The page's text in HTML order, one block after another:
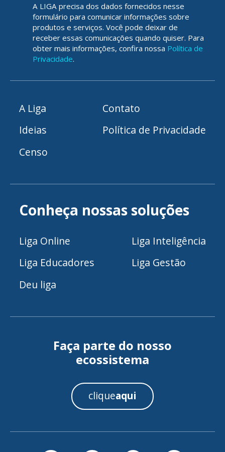
A LIGA precisa dos dados fornecidos nesse
formulário para comunicar informações sobre
produtos e serviços. Você pode deixar de
receber essas comunicações quando quiser. Para
obter mais informações, confira nossa Política de
Privacidade.
A Liga
Ideias
Censo
Contato
Política de Privacidade
Conheça nossas soluções
Liga Online
Liga Educadores
Deu liga
Liga Inteligência
Liga Gestão
Faça parte do nosso
ecossistema
cliqueaqui